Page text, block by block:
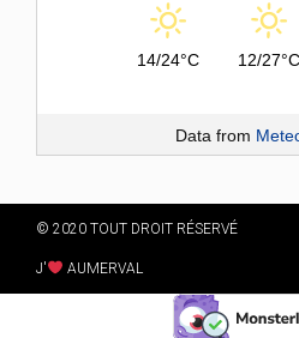
14/24°C 12/27°C
Data from
© 2020 TOUT DROIT RÉSERVÉ
J' AUMERVAL